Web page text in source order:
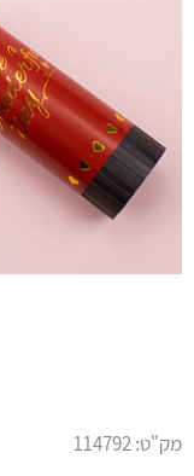
מק"ט:114792